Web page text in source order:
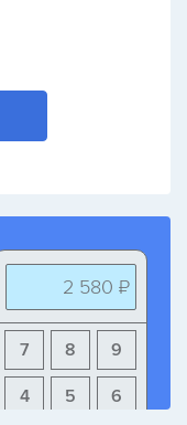
2 580 ₽
9
8
7
6
5
4